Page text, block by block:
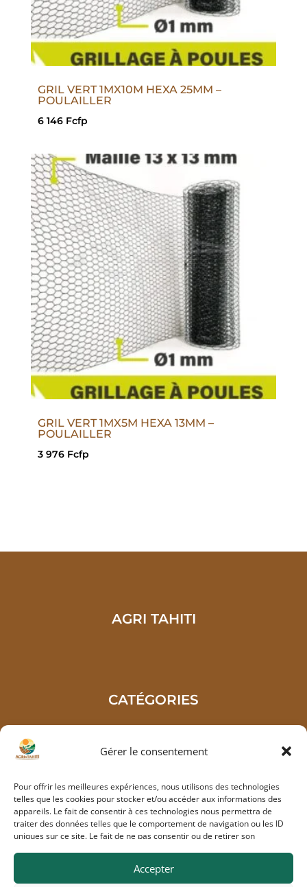
Gérer le consentement
Pour offrir les meilleures expériences, nous utilisons des technologies
telles que les cookies pour stocker et/ou accéder aux informations des
appareils. Le fait de consentir à ces technologies nous permettra de
traiter des données telles que le comportement de navigation ou les ID
uniques sur ce site. Le fait de ne pas consentir ou de retirer son
Accepter
GRIL VERT 1MX10M HEXA 25MM –
POULAILLER
6 146 Fcfp
GRIL VERT 1MX5M HEXA 13MM –
POULAILLER
3 976 Fcfp
AGRI TAHITI
CATÉGORIES
VOS COMMANDES
NOUS SITUER
Taravao, French Polynesia